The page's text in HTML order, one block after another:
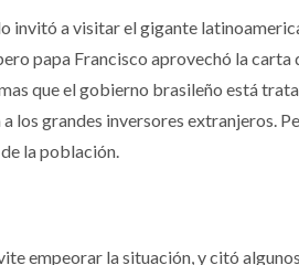
invitó a visitar el gigante
papa Francisco aprovechó la carta
que el gobierno brasileño está
los grandes inversores extranjeros.
la población.
empeorar la situación, y citó